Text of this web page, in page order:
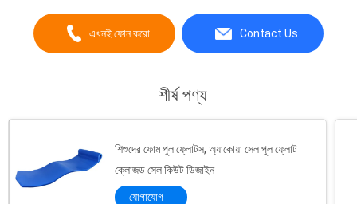
এখনই ফোন করো Contact Us
শীর্ষ পণ্য
শিশুদের ফোম পুল ফ্লোটস, অ্যাকোয়া সেল পুল ফ্লোট
ক্লোজড সেল কিউট ডিজাইন
যোগাযোগ